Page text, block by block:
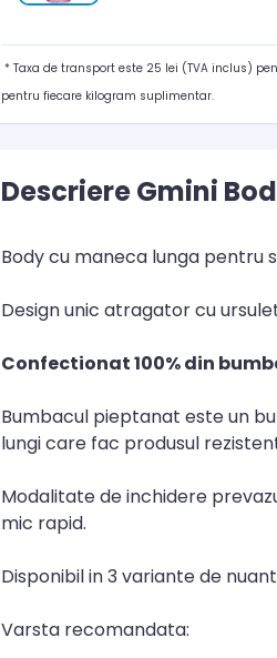
* Taxa de transport este 25 lei (TVA inclus)
pentru fiecare kilogram suplimentar.
Descriere Gmini
Body cu maneca lunga pentru
Design unic atragator cu
Confectionat 100% din
Bumbacul pieptanat este un
lungi care fac produsul
Modalitate de inchidere
mic rapid.
Disponibil in 3 variante de
Varsta recomandata: